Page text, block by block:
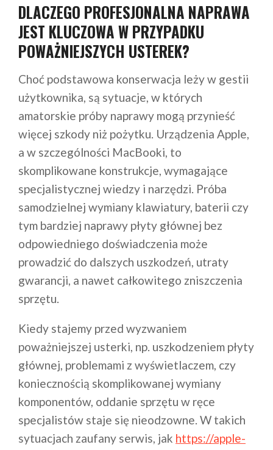
DLACZEGO PROFESJONALNA NAPRAWA
JEST KLUCZOWA W PRZYPADKU
POWAŻNIEJSZYCH USTEREK?
Choć podstawowa konserwacja leży w gestii
użytkownika, są sytuacje, w których
amatorskie próby naprawy mogą przynieść
więcej szkody niż pożytku. Urządzenia Apple,
a w szczególności MacBooki, to
skomplikowane konstrukcje, wymagające
specjalistycznej wiedzy i narzędzi. Próba
samodzielnej wymiany klawiatury, baterii czy
tym bardziej naprawy płyty głównej bez
odpowiedniego doświadczenia może
prowadzić do dalszych uszkodzeń, utraty
gwarancji, a nawet całkowitego zniszczenia
sprzętu.
Kiedy stajemy przed wyzwaniem
poważniejszej usterki, np. uszkodzeniem płyty
głównej, problemami z wyświetlaczem, czy
koniecznością skomplikowanej wymiany
komponentów, oddanie sprzętu w ręce
specjalistów staje się nieodzowne. W takich
sytuacjach zaufany serwis, jak https://apple-